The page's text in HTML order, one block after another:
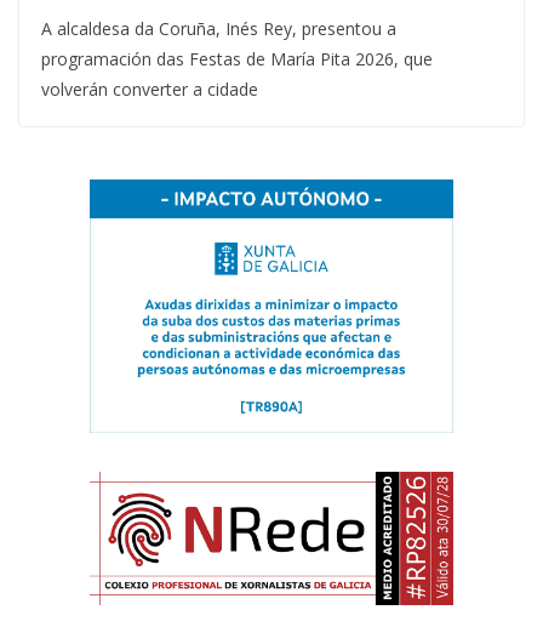
A alcaldesa da Coruña, Inés Rey, presentou a
programación das Festas de María Pita 2026, que
volverán converter a cidade